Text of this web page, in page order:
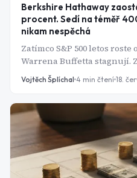
Berkshire Hathaway
procent. Sedí na téměř
nikam nespěchá
Zatímco S&P 500 letos roste
Warrena Buffetta stagnují.
hotovostní polštář a nový
Vojtěch Šplíchal 4 min čtení 18.